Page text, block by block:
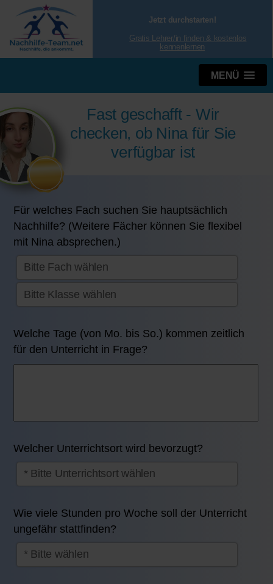
Jetzt durchstarten!
Gratis Lehrer/in finden & kostenlos
kennenlernen
MENÜ
Fast geschafft - Wir
checken, ob Nina für Sie
verfügbar ist
Für welches Fach suchen Sie hauptsächlich
Nachhilfe? (Weitere Fächer können Sie flexibel
mit Nina absprechen.)
Welche Tage (von Mo. bis So.) kommen zeitlich
für den Unterricht in Frage?
Welcher Unterrichtsort wird bevorzugt?
Wie viele Stunden pro Woche soll der Unterricht
ungefähr stattfinden?